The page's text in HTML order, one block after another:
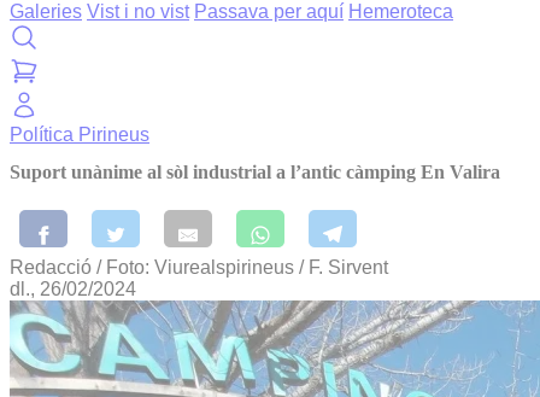
Galeries Vist i no vist Passava per aquí Hemeroteca
Política Pirineus
Suport unànime al sòl industrial a l’antic càmping En Valira
Redacció / Foto: Viurealspirineus / F. Sirvent
dl., 26/02/2024